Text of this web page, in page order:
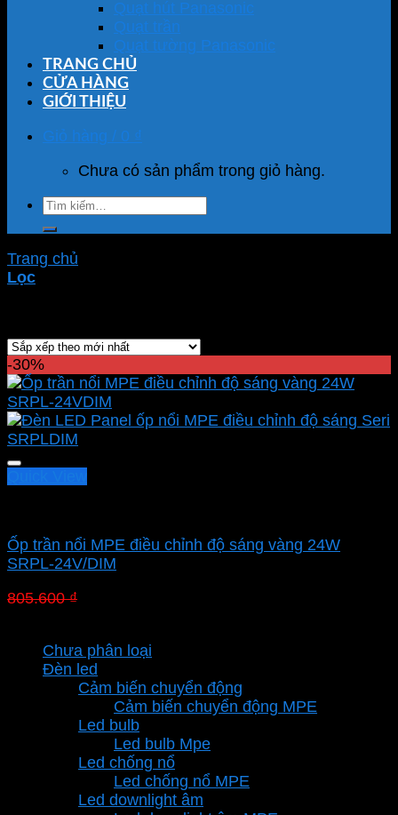
Quạt hút Panasonic
Quạt trần
Quạt tường Panasonic
TRANG CHỦ
CỬA HÀNG
GIỚI THIỆU
Giỏ hàng / 0 ₫
Chưa có sản phẩm trong giỏ hàng.
Tìm
kiếm:
Trang chủ
Lọc
-30%
Ốp trần nổi MPE điều chỉnh độ sáng vàng 24W
SRPL-24V/DIM
805.600₫
805.600 ₫.là:
Chưa phân loại
Đèn led
Cảm biến chuyển động
Cảm biến chuyển động MPE
Led bulb
Led bulb Mpe
Led chống nổ
Led chống nổ MPE
Led downlight âm